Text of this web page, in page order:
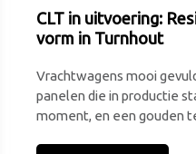
CLT in uitvoering:
vorm in Turnhout
Vrachtwagens mooi
panelen die in productie
moment, en een gouden